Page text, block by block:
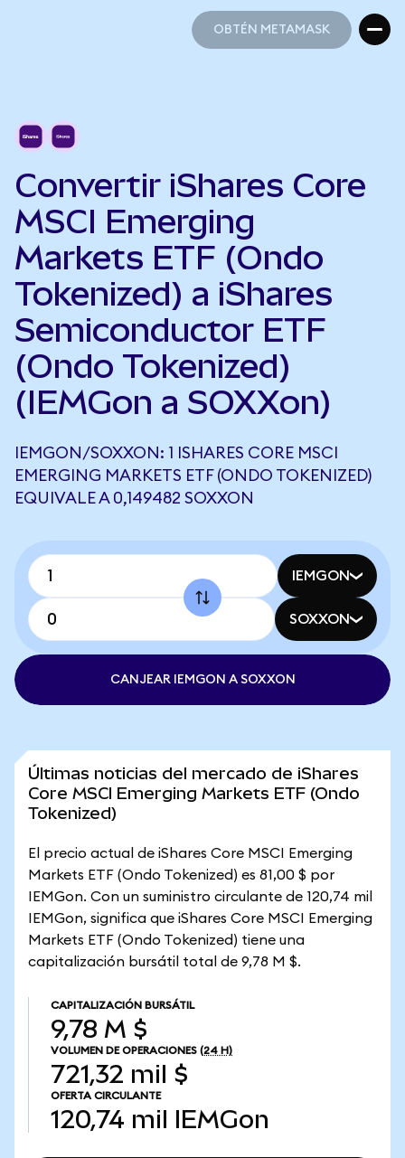
OBTÉN METAMASK
Convertir iShares Core
MSCI Emerging
Markets ETF (Ondo
Tokenized) a iShares
Semiconductor ETF
(Ondo Tokenized)
(IEMGon a SOXXon)
IEMGON/SOXXON: 1 ISHARES CORE MSCI
EMERGING MARKETS ETF (ONDO TOKENIZED)
EQUIVALE A 0,149482 SOXXON
IEMGON
SOXXON
CANJEAR IEMGON A SOXXON
Últimas noticias del mercado de iShares
Core MSCI Emerging Markets ETF (Ondo
Tokenized)
El precio actual de iShares Core MSCI Emerging
Markets ETF (Ondo Tokenized) es 81,00 $ por
IEMGon. Con un suministro circulante de 120,74 mil
IEMGon, significa que iShares Core MSCI Emerging
Markets ETF (Ondo Tokenized) tiene una
capitalización bursátil total de 9,78 M $.
CAPITALIZACIÓN BURSÁTIL
9,78 M $
VOLUMEN DE OPERACIONES (24 H)
721,32 mil $
OFERTA CIRCULANTE
120,74 mil IEMGon